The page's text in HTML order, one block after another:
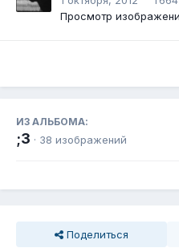
Просмотр
ИЗ АЛЬБОМА:
;3 · 38 изображений
Поделиться